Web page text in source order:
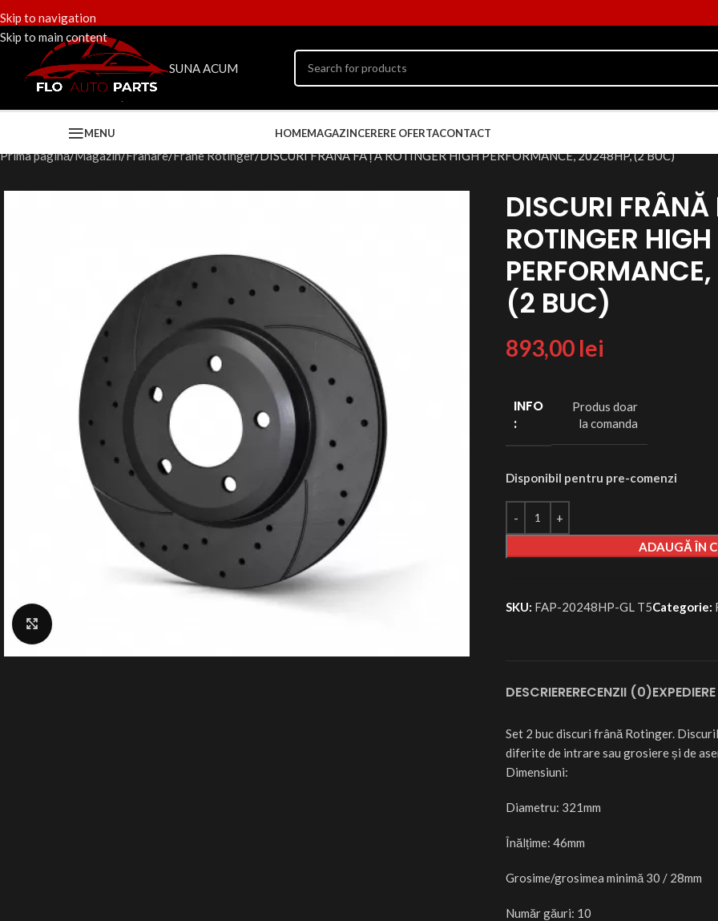
Skip to navigation
Skip to main content
SUNA ACUM
MENU HOMEMAGAZINCERERE OFERTACONTACT
Prima pagină Magazin Frânare Frâne Rotinger DISCURI FRÂNĂ FAȚĂ ROTINGER HIGH PERFORMANCE, 20248HP, (2 BUC)
DISCURI
ROTINGER HIGH
(2 BUC)
893,00 lei
INFO
:
Produs doar
la comanda
Disponibil pentru pre-comenzi
ADAUGĂ ÎN
SKU: FAP-20248HP-GL T5Categorie:
DESCRIERERECENZII (0)
Set 2 buc discuri frână Rotinger.
diferite de intrare sau grosiere și de
Dimensiuni:
Diametru: 321mm
Înălțime: 46mm
Grosime/grosimea minimă 30 / 28mm
Număr găuri: 10